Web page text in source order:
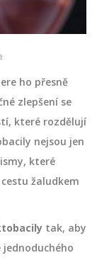
ho přesně
zlepšení se
které rozdělují
nejsou jen
které
žaludkem
tak, aby